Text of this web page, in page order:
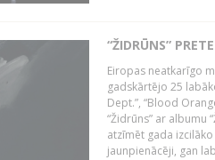
“ŽIDRŪNS”
Eiropas neatkarīgo
gadskārtējo 25
Dept.”, “Blood
“Židrūns” ar albumu
atzīmēt gada
jaunpienācēji, gan